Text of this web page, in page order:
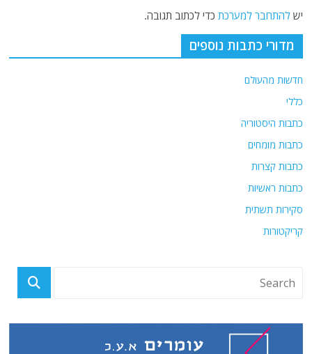
ישלהתחבר למערכת כדי לכתוב תגובה.
מדורי כתבות נוספים
חדשות מהעולם
כללי
כתבות היסטוריה
כתבות מומחים
כתבות קצרות
כתבות ראשיות
סקירות תשתית
קריקטורות